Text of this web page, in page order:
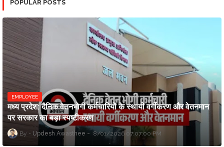
POPULAR POSTS
EMPLOYEE
मध्य प्रदेश: दैनिक वेतनभोगी कर्मचारियों के स्थायी वर्गीकरण और वेतनमान
पर सरकार का बड़ा स्पष्टीकरण
Updesh Awasthee 8/01/2026 07:07:00 PM